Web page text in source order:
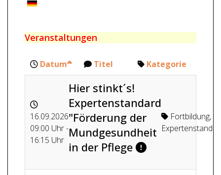
Veranstaltungen
Datum Titel Kategorie
16.09.2026
09:00 Uhr -
16:15 Uhr
Hier stinkt´s!
Expertenstandard
"Förderung der
Mundgesundheit
in der Pflege
Fortbildung,